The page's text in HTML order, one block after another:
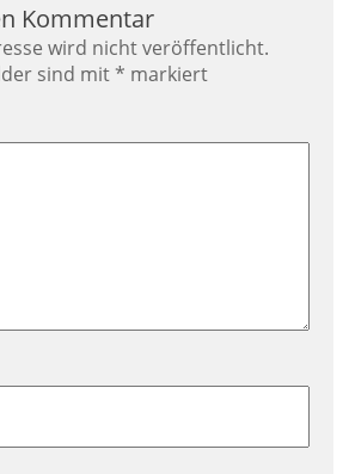
Kommentar
wird nicht veröffentlicht.
sind mit * markiert